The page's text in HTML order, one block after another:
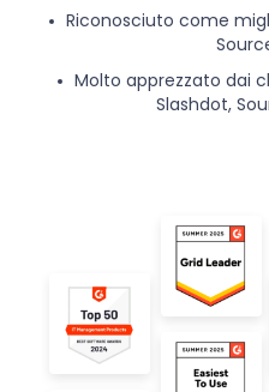
Riconosciuto come
Molto apprezzato dai
Slashdot,